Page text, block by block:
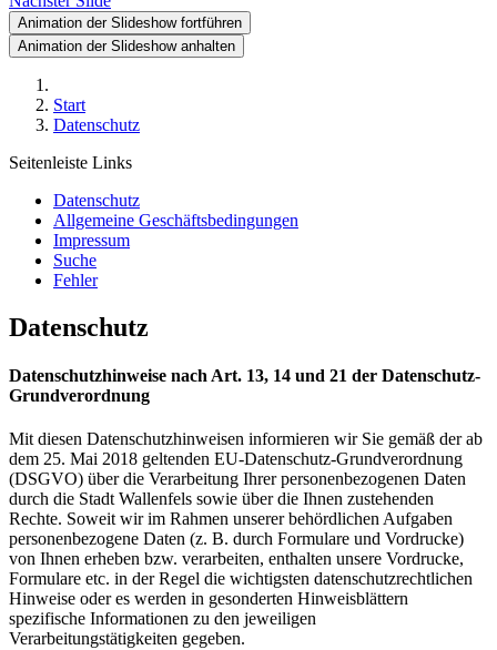
Animation der Slideshow fortführen
Animation der Slideshow anhalten
Start
Datenschutz
Seitenleiste Links
Datenschutz
Allgemeine Geschäftsbedingungen
Impressum
Suche
Fehler
Datenschutz
Datenschutzhinweise nach Art. 13, 14 und 21 der Datenschutz-
Grundverordnung
Mit diesen Datenschutzhinweisen informieren wir Sie gemäß der ab
dem 25. Mai 2018 geltenden EU-Datenschutz-Grundverordnung
(DSGVO) über die Verarbeitung Ihrer personenbezogenen Daten
durch die Stadt Wallenfels sowie über die Ihnen zustehenden
Rechte. Soweit wir im Rahmen unserer behördlichen Aufgaben
personenbezogene Daten (z. B. durch Formulare und Vordrucke)
von Ihnen erheben bzw. verarbeiten, enthalten unsere Vordrucke,
Formulare etc. in der Regel die wichtigsten datenschutzrechtlichen
Hinweise oder es werden in gesonderten Hinweisblättern
spezifische Informationen zu den jeweiligen
Verarbeitungstätigkeiten gegeben.